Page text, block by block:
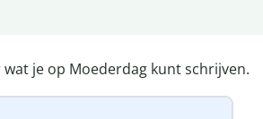
je op Moederdag kunt schrijven.